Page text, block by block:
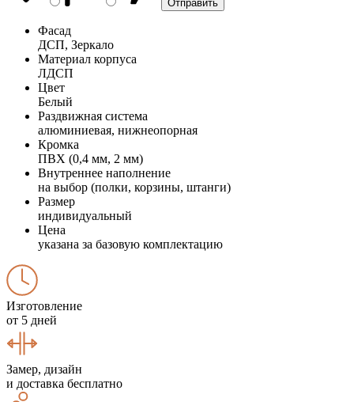
Фасад
ДСП, Зеркало
Материал корпуса
ЛДСП
Цвет
Белый
Раздвижная система
алюминиевая, нижнеопорная
Кромка
ПВХ (0,4 мм, 2 мм)
Внутреннее наполнение
на выбор (полки, корзины, штанги)
Размер
индивидуальный
Цена
указана за базовую комплектацию
Изготовление
от 5 дней
Замер, дизайн
и доставка бесплатно